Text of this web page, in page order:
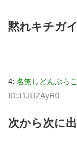
黙れキチガ
4: 名無しどんぶらこ
ID:J1JUZAyR0
次から次に